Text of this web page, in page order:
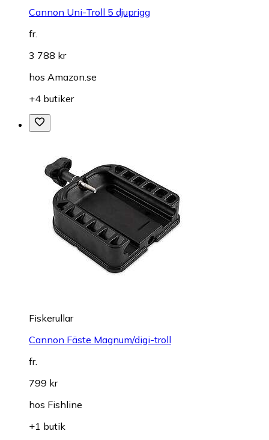
Cannon Uni-Troll 5 djuprigg
fr.
3 788 kr
hos Amazon.se
+4 butiker
Fiskerullar
Cannon Fäste Magnum/digi-troll
fr.
799 kr
hos Fishline
+1 butik